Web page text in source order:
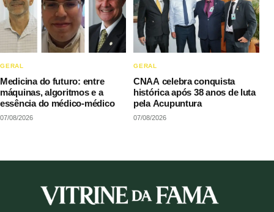
GERAL
Medicina do futuro: entre
máquinas, algoritmos e a
essência do médico-médico
07/08/2026
GERAL
CNAA celebra conquista
histórica após 38 anos de luta
pela Acupuntura
07/08/2026